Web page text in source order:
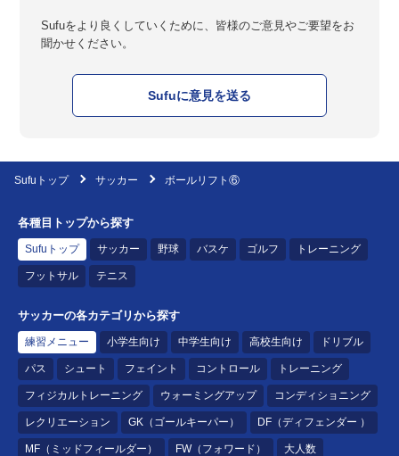
Sufuをより良くしていくために、皆様のご意見やご要望をお
聞かせください。
Sufuに意見を送る
Sufuトップ サッカー ボールリフト⑥
各種目トップから探す
Sufuトップ サッカー 野球 バスケ ゴルフ トレーニング
フットサル テニス
サッカーの各カテゴリから探す
練習メニュー 小学生向け 中学生向け 高校生向け ドリブル
パス シュート フェイント コントロール トレーニング
フィジカルトレーニング ウォーミングアップ コンディショニング
レクリエーション GK（ゴールキーパー） DF（ディフェンダー ）
MF（ミッドフィールダー） FW（フォワード） 大人数